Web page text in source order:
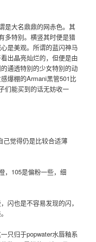
是大名鼎鼎的网赤色。其
多特别。横竖其时便是猎
是美观。所谓的蓝闪神马
出晶亮灿烂的，但便是由
通透特别的少女特别的动
爆棚的Armani黑管501比
们能买到的话无妨收一
己觉得仍是比较合适薄
，105是偏粉一些，细
闪也是不容易发现的闪，
只归于popwater水唇釉系